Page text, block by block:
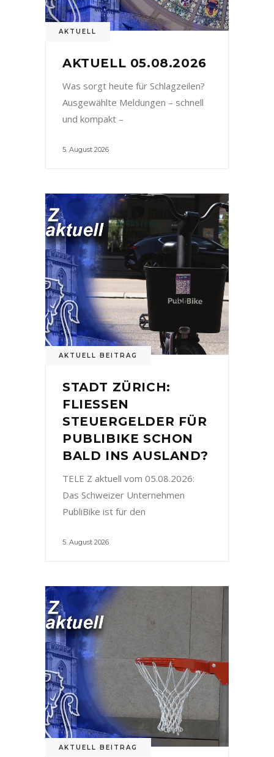
AKTUELL
AKTUELL 05.08.2026
Was sorgt heute für Schlagzeilen?
Ausgewählte Meldungen – schnell
und kompakt –
5. August 2026
AKTUELL BEITRAG
STADT ZÜRICH:
FLIESSEN
STEUERGELDER FÜR
PUBLIBIKE SCHON
BALD INS AUSLAND?
TELE Z aktuell vom 05.08.2026:
Das Schweizer Unternehmen
PubliBike ist für den
5. August 2026
AKTUELL BEITRAG